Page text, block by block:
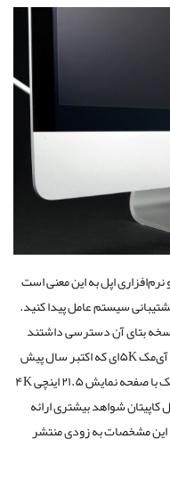
اپل به این معنی است
سیستم عامل پیدا کنید.
بتای آن دسترسی داشتند
متوجه شده‌اند که در بین کدهای منبع، علاوه بر آی‌مک ۵Kای که اکتبر سال پیش
روانه بازار شد، انگار یک مدل منتشر نشده آی‌مک با صفحه نمایش ۲۱.۵ اینچی ۴K
شواهد بیشتری ارائه
این مشخصات به زودی منتشر